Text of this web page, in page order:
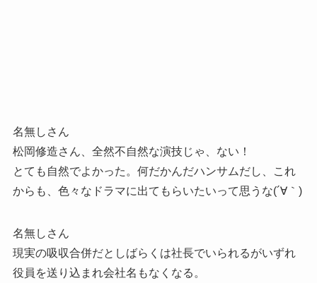
名無しさん
松岡修造さん、全然不自然な演技じゃ、ない！
とても自然でよかった。何だかんだハンサムだし、これ
からも、色々なドラマに出てもらいたいって思うな(´∀｀)
名無しさん
現実の吸収合併だとしばらくは社長でいられるがいずれ
役員を送り込まれ会社名もなくなる。